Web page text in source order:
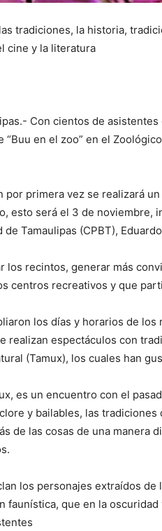
tradiciones, la historia,
cine y la literatura
Con cientos de
en el zoo” en el
por primera vez se realizará
esto será el 3 de noviembre,
Tamaulipas (CPBT),
los recintos, generar más
centros recreativos y que
los días y horarios de
realizan espectáculos con
(Tamux), los cuales han
es un encuentro con el
y bailables, las
de las cosas de una manera
los personajes extraídos
faunística, que en la